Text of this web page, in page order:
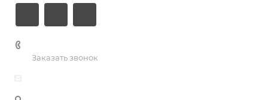
Заказать звонок